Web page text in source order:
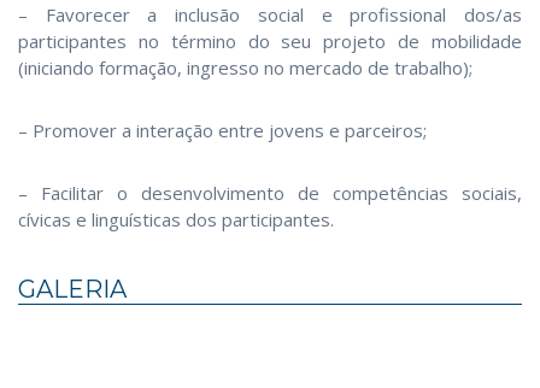
– Favorecer a inclusão social e profissional dos/as
participantes no término do seu projeto de mobilidade
(iniciando formação, ingresso no mercado de trabalho);
– Promover a interação entre jovens e parceiros;
– Facilitar o desenvolvimento de competências sociais,
cívicas e linguísticas dos participantes.
GALERIA